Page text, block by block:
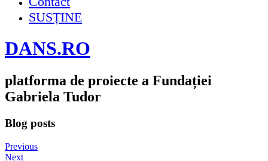
SUSȚINE
DANS.RO
platforma de proiecte a Fundației
Gabriela Tudor
Blog posts
Previous
Next